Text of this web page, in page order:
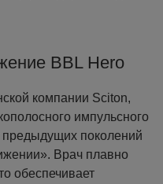
BBL Hero
компании Sciton,
импульсного
предыдущих поколений
Врач плавно
обеспечивает